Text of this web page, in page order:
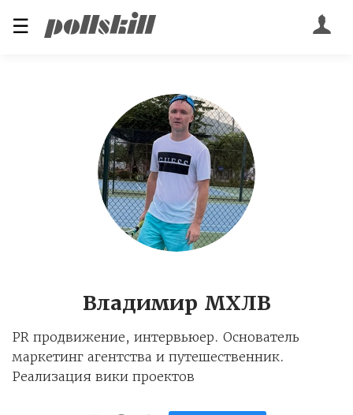
☰
Владимир МХЛВ
PR продвижение, интервьюер. Основатель
маркетинг агентства и путешественник.
Реализация вики проектов